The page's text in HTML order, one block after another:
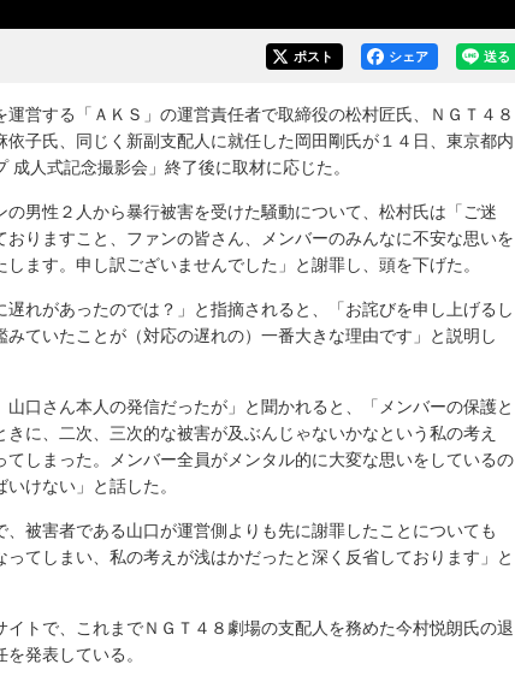
送る
シェア
ポスト
営する「ＡＫＳ」の運営責任者で取締役の松村匠氏、ＮＧＴ４８
子氏、同じく新副支配人に就任した岡田剛氏が１４日、東京都内
成人式記念撮影会」終了後に取材に応じた。
男性２人から暴行被害を受けた騒動について、松村氏は「ご迷
りますこと、ファンの皆さん、メンバーのみんなに不安な思いを
ます。申し訳ございませんでした」と謝罪し、頭を下げた。
れがあったのでは？」と指摘されると、「お詫びを申し上げるし
ていたことが（対応の遅れの）一番大きな理由です」と説明し
口さん本人の発信だったが」と聞かれると、「メンバーの保護と
に、二次、三次的な被害が及ぶんじゃないかなという私の考え
てしまった。メンバー全員がメンタル的に大変な思いをしているの
けない」と話した。
被害者である山口が運営側よりも先に謝罪したことについても
てしまい、私の考えが浅はかだったと深く反省しております」と
トで、これまでＮＧＴ４８劇場の支配人を務めた今村悦朗氏の退
発表している。